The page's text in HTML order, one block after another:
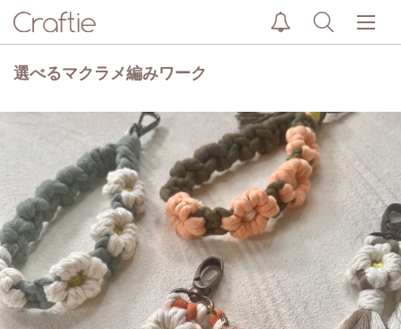
選べるマクラメ編みワーク